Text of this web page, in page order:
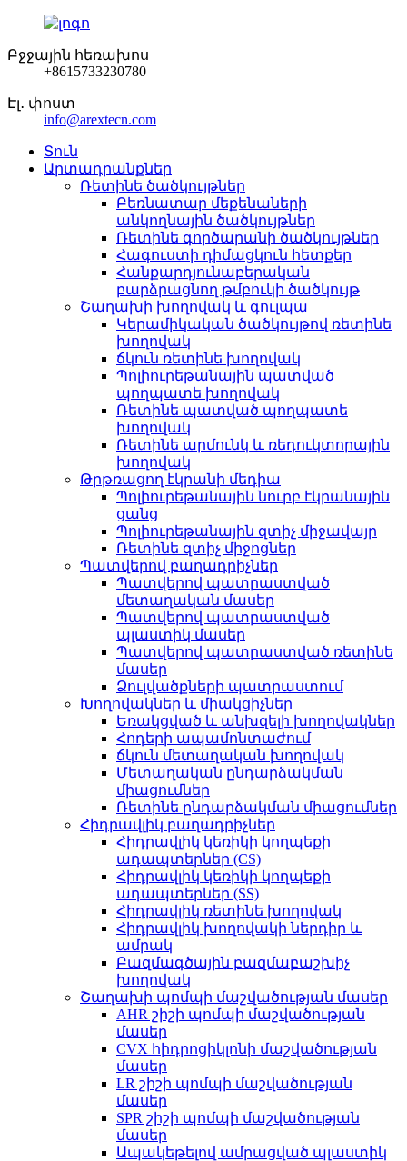
Բջջային հեռախոս
+8615733230780
Էլ․ փոստ
info@arextecn.com
Տուն
Արտադրանքներ
Ռետինե ծածկույթներ
Բեռնատար մեքենաների
անկողնային ծածկույթներ
Ռետինե գործարանի ծածկույթներ
Հագուստի դիմացկուն հետքեր
Հանքարդյունաբերական
բարձրացնող թմբուկի ծածկույթ
Շաղախի խողովակ և գուլպա
Կերամիկական ծածկույթով ռետինե
խողովակ
ճկուն ռետինե խողովակ
Պոլիուրեթանային պատված
պողպատե խողովակ
Ռետինե պատված պողպատե
խողովակ
Ռետինե արմունկ և ռեդուկտորային
խողովակ
Թրթռացող էկրանի մեդիա
Պոլիուրեթանային նուրբ էկրանային
ցանց
Պոլիուրեթանային զտիչ միջավայր
Ռետինե զտիչ միջոցներ
Պատվերով բաղադրիչներ
Պատվերով պատրաստված
մետաղական մասեր
Պատվերով պատրաստված
պլաստիկ մասեր
Պատվերով պատրաստված ռետինե
մասեր
Ձուլվածքների պատրաստում
Խողովակներ և միակցիչներ
Եռակցված և անխզելի խողովակներ
Հոդերի ապամոնտաժում
ճկուն մետաղական խողովակ
Մետաղական ընդարձակման
միացումներ
Ռետինե ընդարձակման միացումներ
Հիդրավլիկ բաղադրիչներ
Հիդրավլիկ կեռիկի կողպեքի
ադապտերներ (CS)
Հիդրավլիկ կեռիկի կողպեքի
ադապտերներ (SS)
Հիդրավլիկ ռետինե խողովակ
Հիդրավլիկ խողովակի ներդիր և
ամրակ
Բազմագծային բազմաբաշխիչ
խողովակ
Շաղախի պոմպի մաշվածության մասեր
AHR շիշի պոմպի մաշվածության
մասեր
CVX հիդրոցիկլոնի մաշվածության
մասեր
LR շիշի պոմպի մաշվածության
մասեր
SPR շիշի պոմպի մաշվածության
մասեր
Ապակեթելով ամրացված պլաստիկ